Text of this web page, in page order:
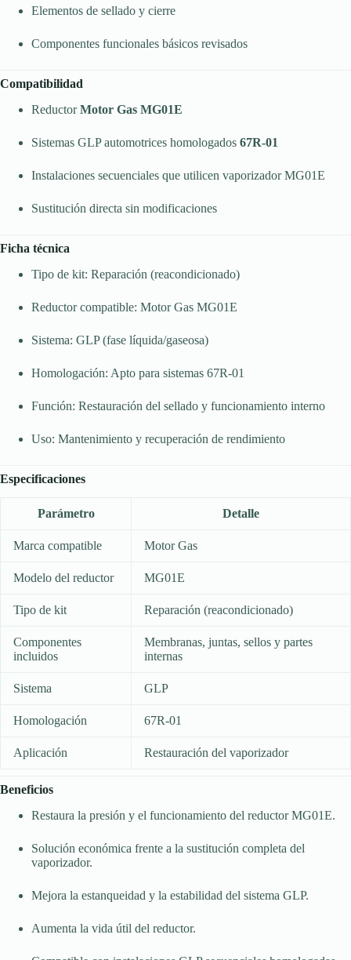
Elementos de sellado y cierre
Componentes funcionales básicos revisados
Compatibilidad
ReductorMotor Gas MG01E
Sistemas GLP automotrices homologados 67R-01
Instalaciones secuenciales que utilicen vaporizador MG01E
Sustitución directa sin modificaciones
Ficha técnica
Tipo de kit: Reparación (reacondicionado)
Reductor compatible: Motor Gas MG01E
Sistema: GLP (fase líquida/gaseosa)
Homologación: Apto para sistemas 67R-01
Función: Restauración del sellado y funcionamiento interno
Uso: Mantenimiento y recuperación de rendimiento
Especificaciones
Parámetro Detalle
Marca compatible Motor Gas
Modelo del reductor MG01E
Tipo de kit Reparación (reacondicionado)
Componentes
incluidos
Membranas, juntas, sellos y partes
internas
Sistema GLP
Homologación 67R-01
Aplicación Restauración del vaporizador
Beneficios
Restaura la presión y el funcionamiento del reductor MG01E.
Solución económica frente a la sustitución completa del
vaporizador.
Mejora la estanqueidad y la estabilidad del sistema GLP.
Aumenta la vida útil del reductor.